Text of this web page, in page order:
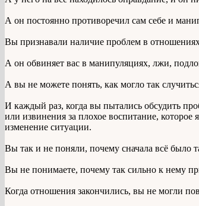
А он постоянно противоречил сам себе и
Вы признавали наличие проблем в
А он обвиняет вас в манипуляциях, лжи,
А вы не можете понять, как могло так
И каждый раз, когда вы пытались обсудить
или извинения за плохое воспитание,
изменение ситуации.
Вы так и не поняли, почему сначала всё было
Вы не понимаете, почему так сильно к нему
Когда отношения закончились, вы не могли